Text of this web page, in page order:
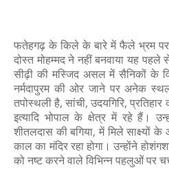
फतेहगढ़ के किले के बारे में फैले भ्रम पर
दोस्त मोहम्मद ने नहीं बनवाया यह
सीढ़ी की मस्जिद असल में सैनिकों के
नर्मदापुरम की ओर जाने पर अनेक
तपोस्थली है, सांची, उदयगिरि,
इत्यादि भोपाल के क्षेत्र में रहे हैं।
शीतलदास की बगिया, में मिले साक्ष्यों
काल का मंदिर रहा होगा। उन्होंने
को नष्ट करने वाले विभिन्न पहलुओं पर